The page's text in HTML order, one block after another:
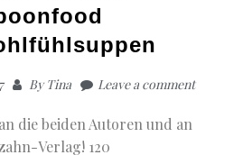
ByTina Leave a comment
die beiden Autoren und an
Verlag! 120